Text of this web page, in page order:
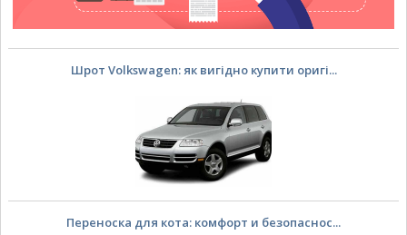
Шрот Volkswagen: як вигідно купити оригі...
Переноска для кота: комфорт и безопаснос...